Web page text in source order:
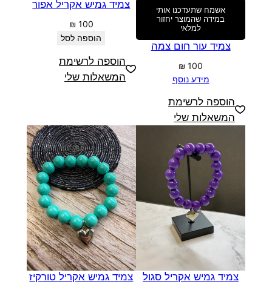
אשמח שתעדכנו אותי
במידה שהמוצר יחזור
למלאי
צמיד עור חום צמה
₪ 100
מידע נוסף
הוספה לרשימת
המשאלות שלי
צמיד גמיש אקריל אפור
₪ 100
הוספה לסל
הוספה לרשימת
המשאלות שלי
צמיד גמיש אקריל סגול צמיד גמיש אקריל טורקיז